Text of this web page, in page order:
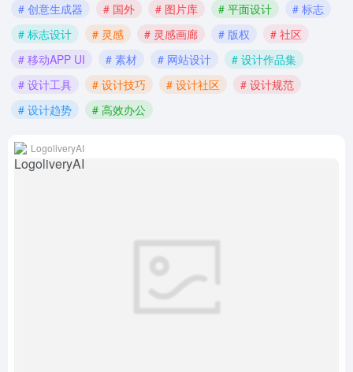
# 创意生成器
# 国外 # 图片库 # 平面设计
# 标志
# 标志设计
# 灵感 # 灵感画廊 # 版权
# 社区
# 移动APP UI
# 素材 # 网站设计
# 设计作品集
# 设计工具
# 设计技巧 # 设计社区
# 设计规范
# 设计趋势
# 高效办公
LogoliveryAI